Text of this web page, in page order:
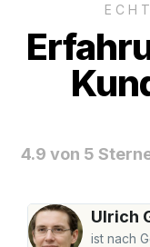
4.9 von 5
Ulrich
ist nach